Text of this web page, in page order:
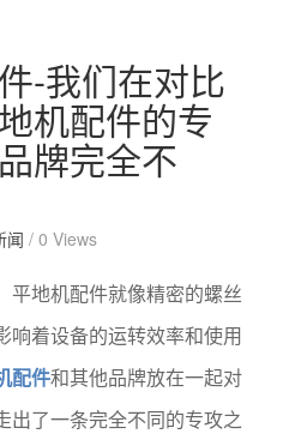
-我们在对比
机配件的专
牌完全不
闻 / 0 Views
平地机配件就像精密的螺丝
响着设备的运转效率和使用
配件和其他品牌放在一起对
出了一条完全不同的专攻之